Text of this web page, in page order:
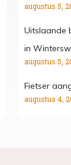
augustus 5,
Uitslaande
in
augustus 5,
Fietser
augustus 4,